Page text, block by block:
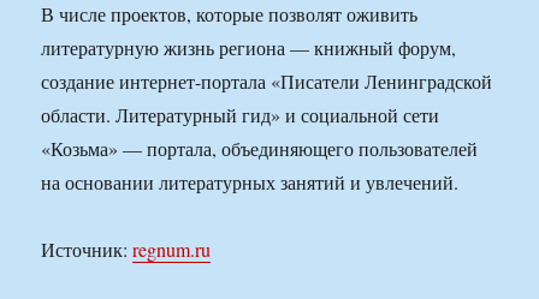
В числе проектов, которые позволят оживить
литературную жизнь региона — книжный форум,
создание интернет-портала «Писатели Ленинградской
области. Литературный гид» и социальной сети
«Козьма» — портала, объединяющего пользователей
на основании литературных занятий и увлечений.
Источник:regnum.ru